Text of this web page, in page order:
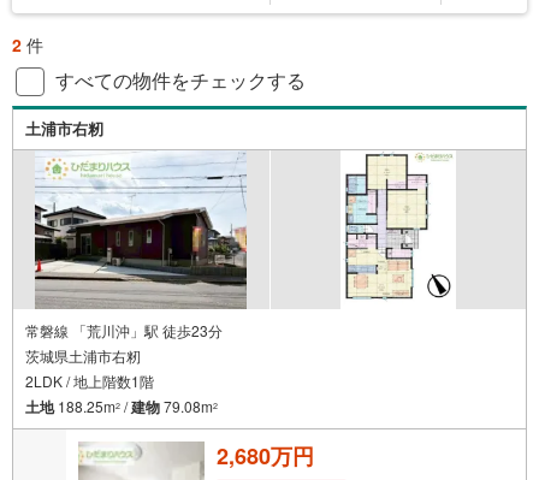
2 件
すべての物件をチェックする
土浦市右籾
常磐線 「荒川沖」駅 徒歩23分
茨城県土浦市右籾
2LDK / 地上階数1階
土地188.25m2 /建物79.08m2
2,680万円